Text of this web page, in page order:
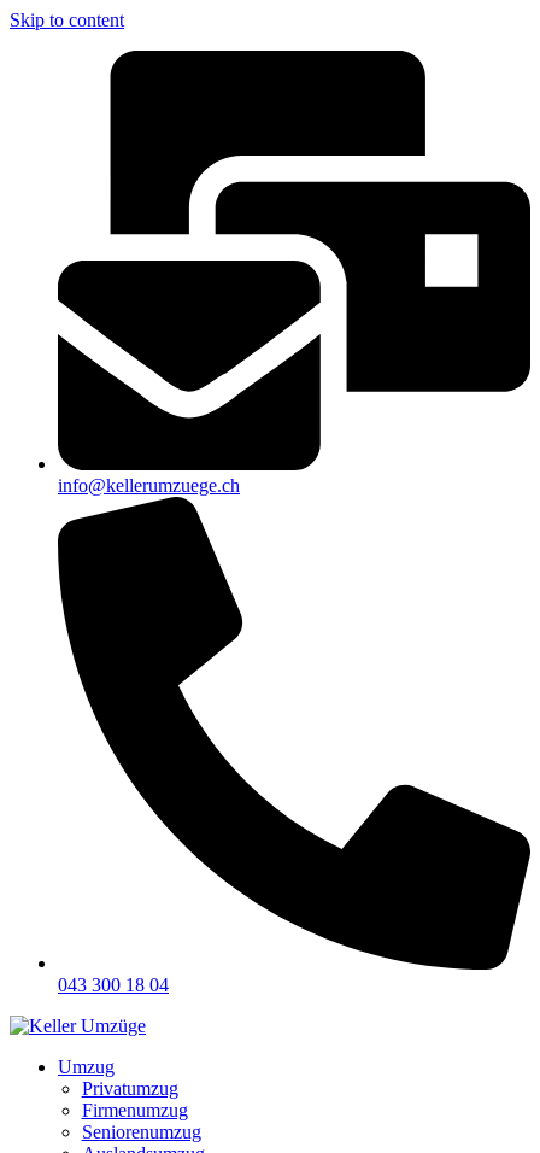
Skip to content
info@kellerumzuege.ch
043 300 18 04
Umzug
Privatumzug
Firmenumzug
Seniorenumzug